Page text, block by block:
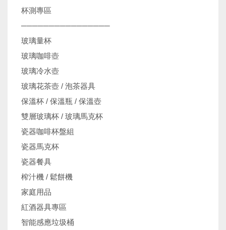
杯測專區
────────────────
玻璃量杯
玻璃咖啡壺
玻璃冷水壺
玻璃花茶壺 / 泡茶器具
保溫杯 / 保溫瓶 / 保溫壺
雙層玻璃杯 / 玻璃馬克杯
瓷器咖啡杯盤組
瓷器馬克杯
瓷器餐具
榨汁機 / 鬆餅機
家庭用品
紅酒器具專區
智能感應垃圾桶